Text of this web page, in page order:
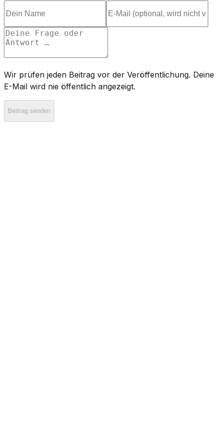
Wir prüfen jeden Beitrag vor der Veröffentlichung. Deine
E-Mail wird nie öffentlich angezeigt.
Beitrag senden